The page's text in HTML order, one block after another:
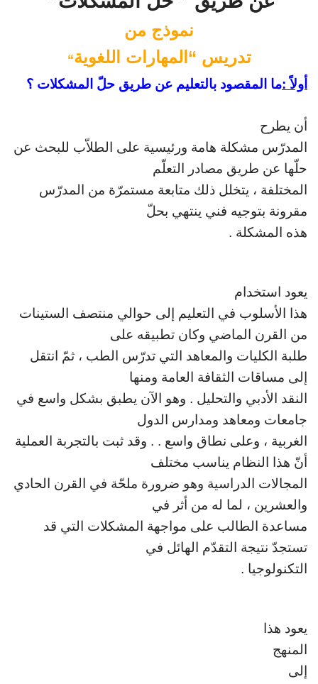
نموذج من
تدريس “المهارات اللغوية“
أولاً :ما المقصود بالتعليم عن طريق حلّ المشكلات ؟
أن يطرح
المدرّس مشكلة هامة ورئيسية على الطلاّب للبحث عن
حلّها عن طريق مصادر التعلّم
المختلفة ، يتخلل ذلك متابعة مستمرّة من المدرّس
مقرونة بتوجيه فني ينتهي بحلّ
هذه المشكلة .
يعود استخدام
هذا الأسلوب في التعليم إلى حوالي منتصف
الستينات
من القرن الماضي وكان تطبيقه على
طلبة الكليات والمعاهد التي تدرّس الطب ، ثمّ انتقل
إلى مساقات الثقافة العامة ومنها
النقد الأدبي والتحليل . وهو الآن يطبق بشكل واسع في
جامعات ومعاهد ومدارس الدول
الغربية ، وعلى نطاق واسع . . وقد ثبت بالتجربة العملية
أنّ هذا النظام يناسب مختلف
المجالات الدراسية وهو ضرورة ملحّة في
القرن الحادي
والعشرين ، لما له من أثر في
مساعدة الطالب على مواجهة المشكلات التي قد
تستجدّ نتيجة التقدّم الهائل في
التكنولوجيا .
يعود هذا
المنهج
إلى